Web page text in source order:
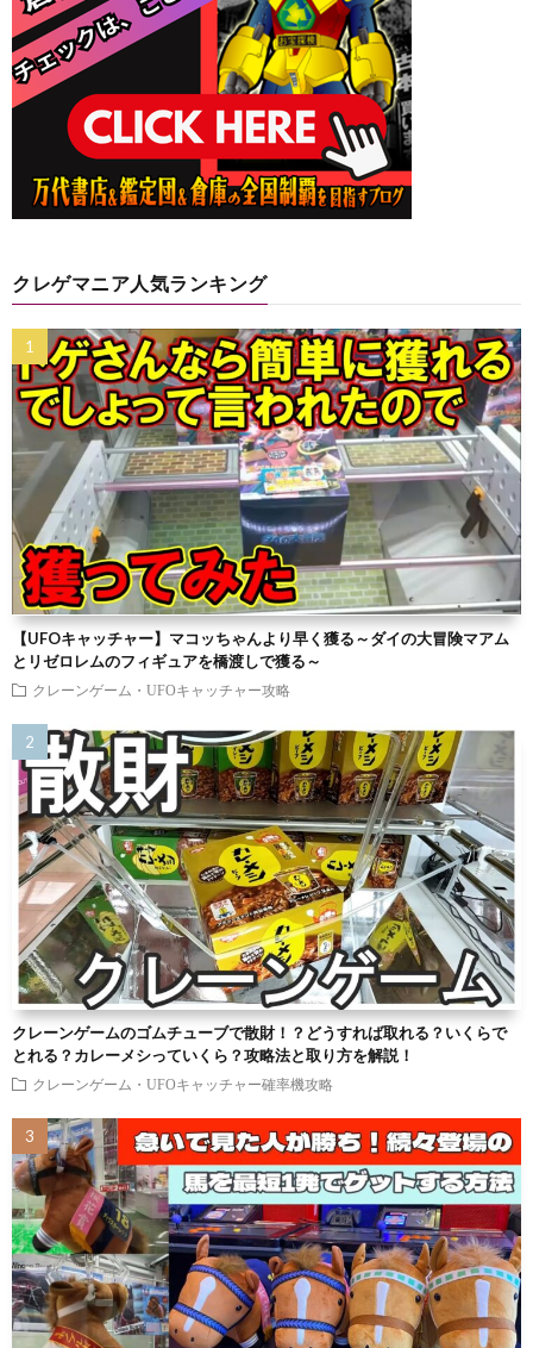
クレゲマニア人気ランキング
【UFOキャッチャー】マコッちゃんより早く獲る～ダイの大冒険マアム
とリゼロレムのフィギュアを橋渡しで獲る～
クレーンゲーム・UFOキャッチャー攻略
クレーンゲームのゴムチューブで散財！？どうすれば取れる？いくらで
とれる？カレーメシっていくら？攻略法と取り方を解説！
クレーンゲーム・UFOキャッチャー確率機攻略